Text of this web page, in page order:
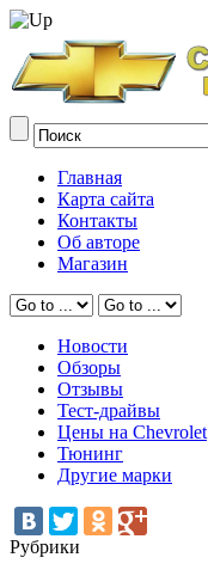
Главная
Карта сайта
Контакты
Об авторе
Магазин
Новости
Обзоры
Отзывы
Тест-драйвы
Цены на Chevrolet
Тюнинг
Другие марки
Рубрики